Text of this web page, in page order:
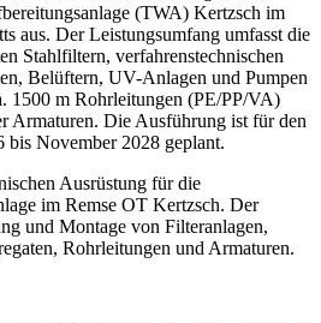
(TWA) Kertzsch im
aus. Der Leistungsumfang umfasst die
Stahlfiltern, verfahrenstechnischen
Belüftern, UV-Anlagen und Pumpen
1500 m Rohrleitungen (PE/PP/VA)
Armaturen. Die Ausführung ist für den
November 2028 geplant.
Ausrüstung für die
im Remse OT Kertzsch. Der
und Montage von Filteranlagen,
Rohrleitungen und Armaturen.